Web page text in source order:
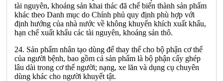
tài nguyên, khoáng sản khai thác đã chế biến thành sản phẩm
khác theo Danh mục do Chính phủ quy định phù hợp với
định hướng của nhà nước về không khuyến khích xuất khẩu,
hạn chế xuất khẩu các tài nguyên, khoáng sản thô.
24. Sản phẩm nhân tạo dùng để thay thế cho bộ phận cơ thể
của người bệnh, bao gồm cả sản phẩm là bộ phận cấy ghép
lâu dài trong cơ thể người; nạng, xe lăn và dụng cụ chuyên
dùng khác cho người khuyết tật.